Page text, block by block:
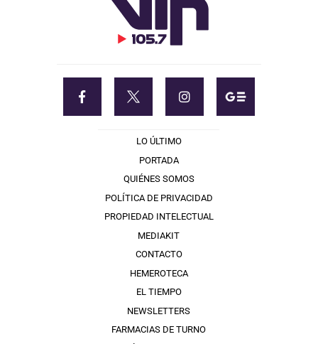
LO ÚLTIMO
PORTADA
QUIÉNES SOMOS
POLÍTICA DE PRIVACIDAD
PROPIEDAD INTELECTUAL
MEDIAKIT
CONTACTO
HEMEROTECA
EL TIEMPO
NEWSLETTERS
FARMACIAS DE TURNO